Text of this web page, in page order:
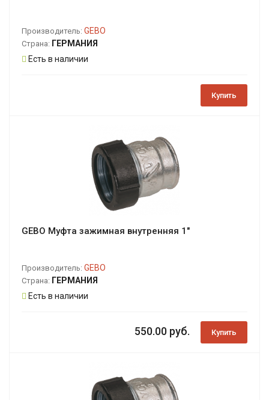
Производитель: GEBO
Страна: ГЕРМАНИЯ
Есть в наличии
Купить
GEBO Муфта зажимная внутренняя 1"
Производитель: GEBO
Страна: ГЕРМАНИЯ
Есть в наличии
550.00 руб. Купить